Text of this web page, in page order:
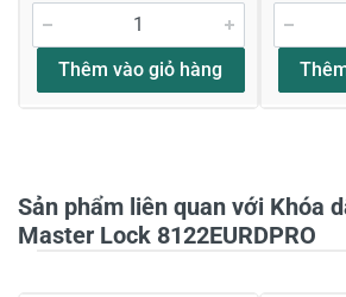
Đánh giá sao
Tiêu đề của nhận xét *
Thêm vào giỏ hàng
Sản phẩm liên quan với Khóa
Master Lock 8122EURDPRO